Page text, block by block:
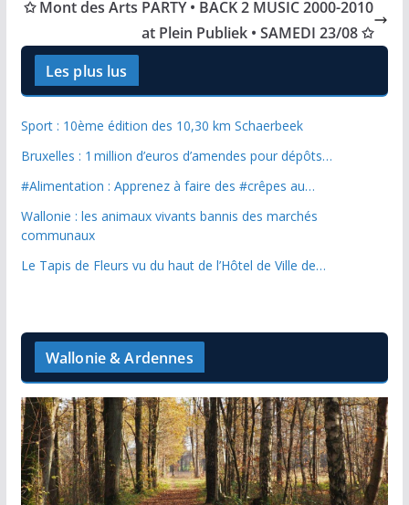
✩ Mont des Arts PARTY • BACK 2 MUSIC 2000-2010
at Plein Publiek • SAMEDI 23/08 ✩
Les plus lus
Sport : 10ème édition des 10,30 km Schaerbeek
Bruxelles : 1 million d’euros d’amendes pour dépôts…
#Alimentation : Apprenez à faire des #crêpes au…
Wallonie : les animaux vivants bannis des marchés
communaux
Le Tapis de Fleurs vu du haut de l’Hôtel de Ville de…
Wallonie & Ardennes